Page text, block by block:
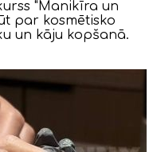
"Manikīra un
par kosmētisko
un kāju kopšanā.